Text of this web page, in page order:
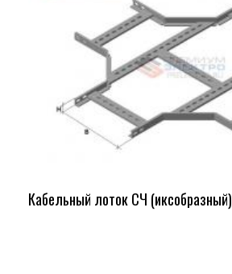
Кабельный лоток СЧ (иксобразный)